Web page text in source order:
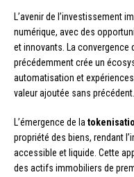
L’avenir de l’investissement
numérique, avec des
et innovants. La
précédemment crée un
automatisation et
valeur ajoutée sans précédent.
L’émergence de la
propriété des biens, rendant
accessible et liquide. Cette
des actifs immobiliers de